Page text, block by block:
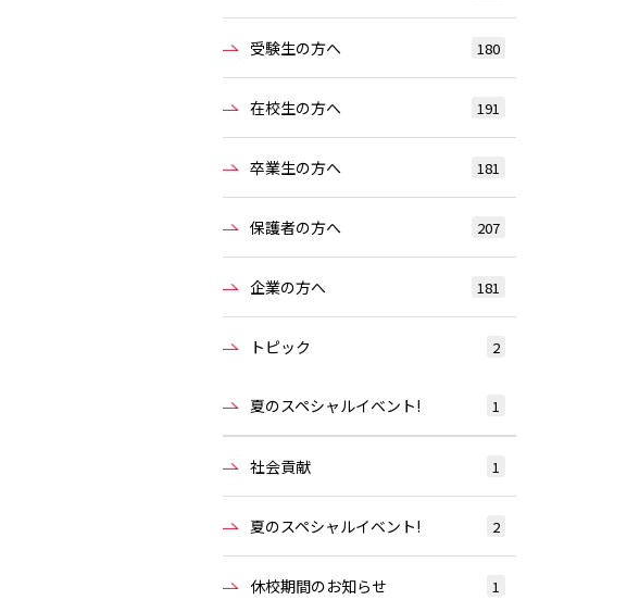
受験生の方へ 180
在校生の方へ 191
卒業生の方へ 181
保護者の方へ 207
企業の方へ 181
トピック 2
夏のスペシャルイベント! 1
社会貢献 1
夏のスペシャルイベント! 2
休校期間のお知らせ 1